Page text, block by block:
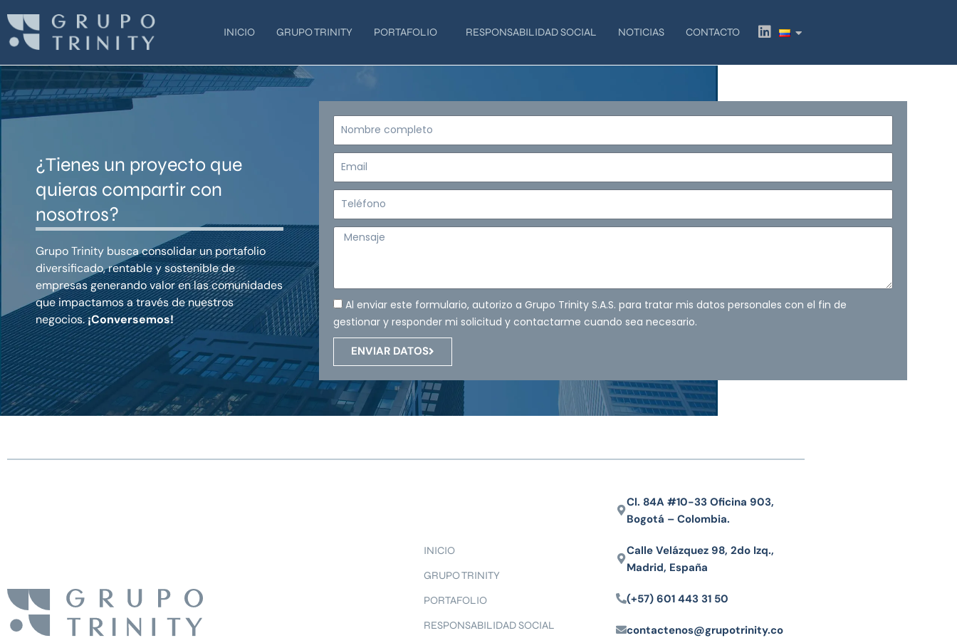
contenido
INICIO GRUPO TRINITY PORTAFOLIO RESPONSABILIDAD SOCIAL NOTICIAS CONTACTO
L
i
k
¿Tienes un proyecto que
quieras compartir con
nosotros?
Grupo Trinity busca consolidar un portafolio
diversificado, rentable y sostenible de
empresas generando valor en las comunidades
que impactamos a través de nuestros
negocios.¡Conversemos!
Nombre
Email
Teléfono
Mensaje
Al enviar este formulario, autorizo a Grupo Trinity S.A.S. para tratar mis datos personales con el fin de
gestionar y responder mi solicitud y contactarme cuando sea necesario.
ENVIAR DATOS
INICIO
GRUPO TRINITY
PORTAFOLIO
RESPONSABILIDAD SOCIAL
Cl. 84A #10-33 Oficina 903,
Bogotá – Colombia.
Calle Velázquez 98, 2do Izq.,
Madrid, España
(+57) 601 443 31 50
contactenos@grupotrinity.co